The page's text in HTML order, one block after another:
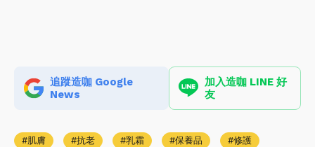
追蹤造咖 Google
News
加入造咖 LINE 好
友
肌膚 抗老 乳霜 保養品 修護